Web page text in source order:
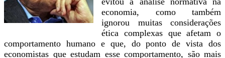
economia, como também
ignorou muitas considerações
ética complexas que afetam o
comportamento humano e que, do ponto de vista dos
economistas que estudam esse comportamento, são mais